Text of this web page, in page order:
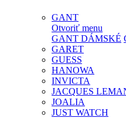
GANT
Otvoriť menu
GANT DÁMSKÉ
GARET
GUESS
HANOWA
INVICTA
JACQUES
JOALIA
JUST WATCH